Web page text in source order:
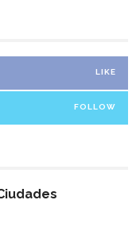
LIKE
FOLLOW